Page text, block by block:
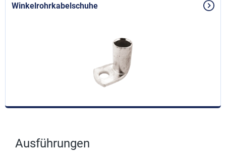
Winkelrohrkabelschuhe
Ausführungen